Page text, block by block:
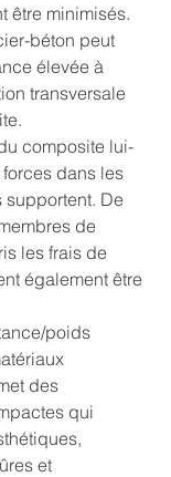
être minimisés.
béton peut
élevée à
transversale
composite lui-
dans les
supportent. De
de
les frais de
également être
poids
des
qui
et